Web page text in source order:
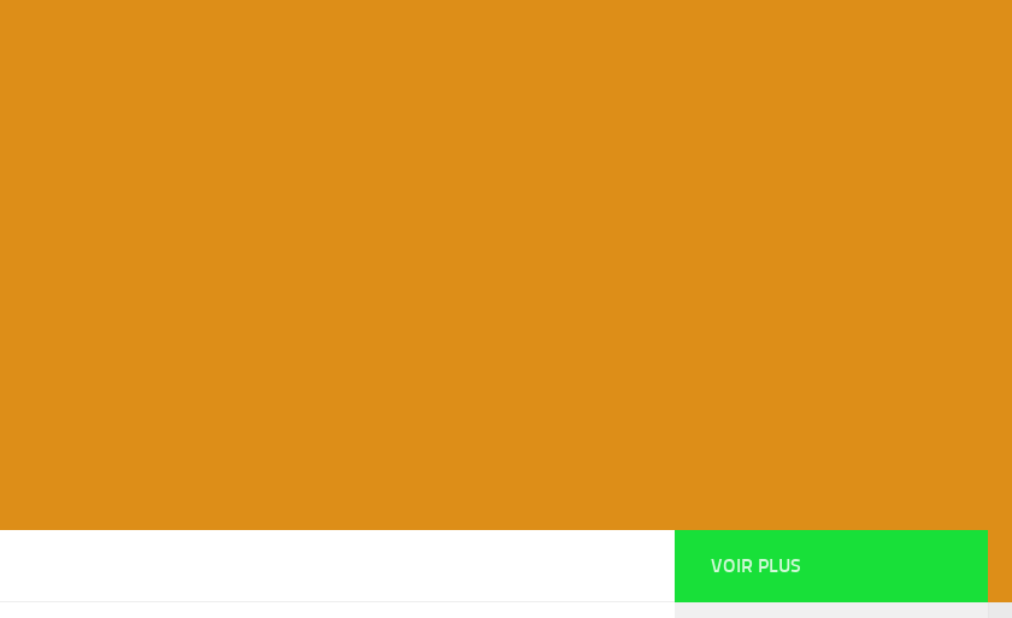
VOIR PLUS